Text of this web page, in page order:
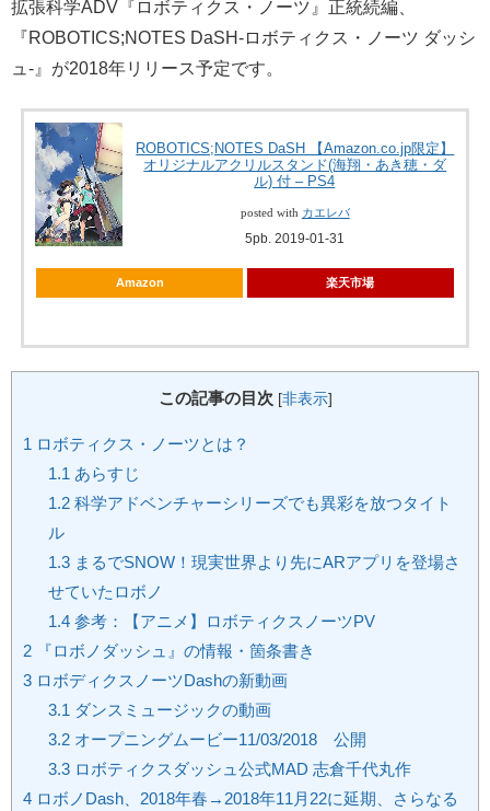
拡張科学ADV『ロボティクス・ノーツ』正統続編、
『ROBOTICS;NOTES DaSH-ロボティクス・ノーツ ダッシ
ュ-』が2018年リリース予定です。
ROBOTICS;NOTES DaSH 【Amazon.co.jp限定】
オリジナルアクリルスタンド(海翔・あき穂・ダ
ル) 付 – PS4
posted with カエレバ
5pb. 2019-01-31
Amazon 楽天市場
この記事の目次 [非表示]
1 ロボティクス・ノーツとは？
1.1 あらすじ
1.2科学アドベンチャーシリーズでも異彩を放つタイト
ル
1.3まるでSNOW！現実世界より先にARアプリを登場さ
せていたロボノ
1.4参考：【アニメ】ロボティクスノーツPV
2 『ロボノダッシュ』の情報・箇条書き
3 ロボディクスノーツDashの新動画
3.1 ダンスミュージックの動画
3.2オープニングムービー11/03/2018 公開
3.3ロボティクスダッシュ公式MAD 志倉千代丸作
4 ロボノDash、2018年春→2018年11月22に延期、さらなる